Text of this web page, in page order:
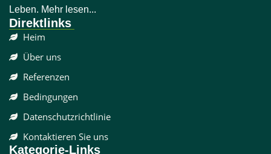
Leben. Mehr lesen...
Direktlinks
Heim
Über uns
Referenzen
Bedingungen
Datenschutzrichtlinie
Kontaktieren Sie uns
Kategorie-Links